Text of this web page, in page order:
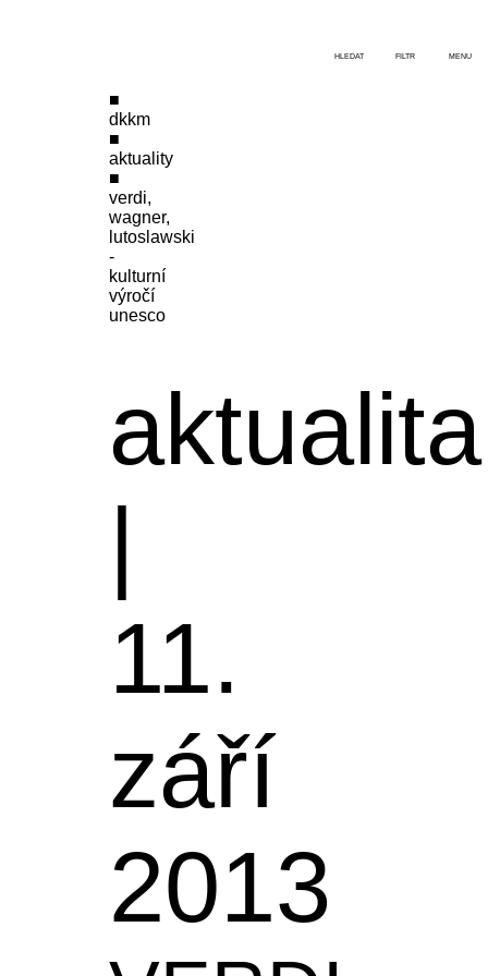
dkkm
aktuality
verdi,
wagner,
lutoslawski
-
kulturní
výročí
unesco
aktualita
|
11.
září
2013
HLEDAT FILTR MENU